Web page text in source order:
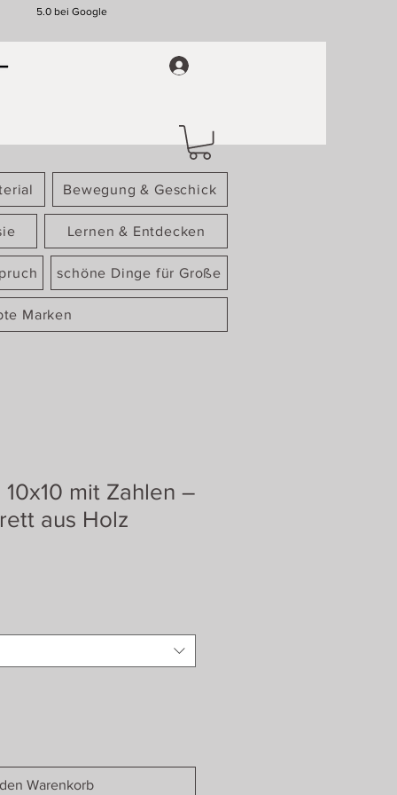
5.0 bei Google
Bewegung & Geschick
Lernen & Entdecken
schöne Dinge für Große
Marken
mit Zahlen –
aus Holz
Warenkorb